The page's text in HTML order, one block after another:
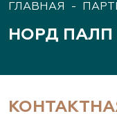
ГЛАВНАЯ -
НОРД ПАЛП